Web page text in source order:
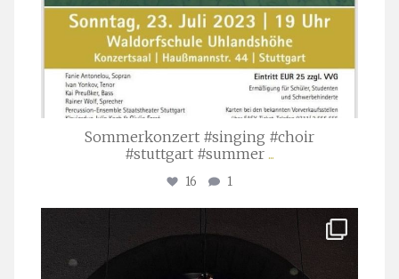
Sommerkonzert #singing #choir
#stuttgart #summer ...
16 1
Apr. 1